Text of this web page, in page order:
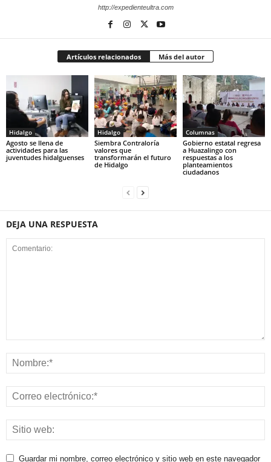
http://expedienteultra.com
Artículos relacionados Más del autor
Hidalgo
Agosto se llena de
actividades para las
juventudes hidalguenses
Hidalgo
Siembra Contraloría
valores que
transformarán el futuro
de Hidalgo
Columnas
Gobierno estatal regresa
a Huazalingo con
respuestas a los
planteamientos
ciudadanos
DEJA UNA RESPUESTA
Guardar mi nombre, correo electrónico y sitio web en este navegador